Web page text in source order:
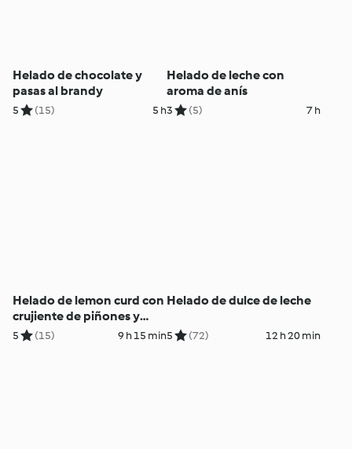
Helado de chocolate y
pasas al brandy
5 (15) 5 h
Helado de leche con
aroma de anís
3 (5) 7 h
Helado de lemon curd con
crujiente de piñones y
caramelo de regaliz
5 (15) 9 h 15 min
Helado de dulce de leche
5 (72) 12 h 20 min